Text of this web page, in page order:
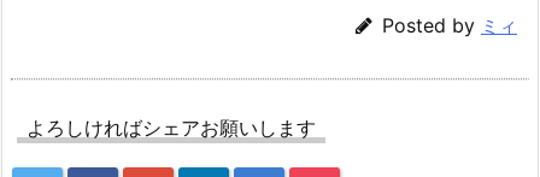
Posted by ミィ
よろしければシェアお願いします